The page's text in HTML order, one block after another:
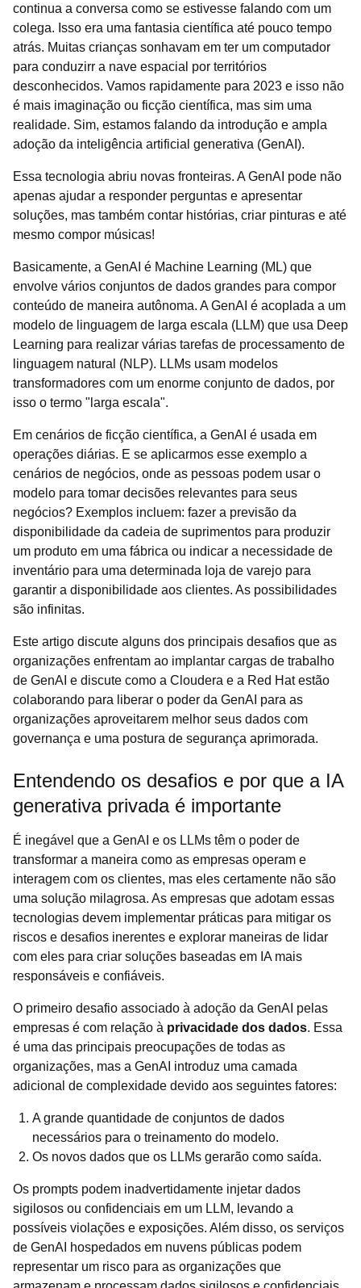
continua a conversa como se estivesse falando com um
colega. Isso era uma fantasia científica até pouco tempo
atrás. Muitas crianças sonhavam em ter um computador
para conduzirr a nave espacial por territórios
desconhecidos. Vamos rapidamente para 2023 e isso não
é mais imaginação ou ficção científica, mas sim uma
realidade. Sim, estamos falando da introdução e ampla
adoção da inteligência artificial generativa (GenAI).
Essa tecnologia abriu novas fronteiras. A GenAI pode não
apenas ajudar a responder perguntas e apresentar
soluções, mas também contar histórias, criar pinturas e até
mesmo compor músicas!
Basicamente, a GenAI é Machine Learning (ML) que
envolve vários conjuntos de dados grandes para compor
conteúdo de maneira autônoma. A GenAI é acoplada a um
modelo de linguagem de larga escala (LLM) que usa Deep
Learning para realizar várias tarefas de processamento de
linguagem natural (NLP). LLMs usam modelos
transformadores com um enorme conjunto de dados, por
isso o termo "larga escala".
Em cenários de ficção científica, a GenAI é usada em
operações diárias. E se aplicarmos esse exemplo a
cenários de negócios, onde as pessoas podem usar o
modelo para tomar decisões relevantes para seus
negócios? Exemplos incluem: fazer a previsão da
disponibilidade da cadeia de suprimentos para produzir
um produto em uma fábrica ou indicar a necessidade de
inventário para uma determinada loja de varejo para
garantir a disponibilidade aos clientes. As possibilidades
são infinitas.
Este artigo discute alguns dos principais desafios que as
organizações enfrentam ao implantar cargas de trabalho
de GenAI e discute como a Cloudera e a Red Hat estão
colaborando para liberar o poder da GenAI para as
organizações aproveitarem melhor seus dados com
governança e uma postura de segurança aprimorada.
Entendendo os desafios e por que a IA
generativa privada é importante
É inegável que a GenAI e os LLMs têm o poder de
transformar a maneira como as empresas operam e
interagem com os clientes, mas eles certamente não são
uma solução milagrosa. As empresas que adotam essas
tecnologias devem implementar práticas para mitigar os
riscos e desafios inerentes e explorar maneiras de lidar
com eles para criar soluções baseadas em IA mais
responsáveis e confiáveis.
O primeiro desafio associado à adoção da GenAI pelas
empresas é com relação à privacidade dos dados. Essa
é uma das principais preocupações de todas as
organizações, mas a GenAI introduz uma camada
adicional de complexidade devido aos seguintes fatores:
A grande quantidade de conjuntos de dados
necessários para o treinamento do modelo.
Os novos dados que os LLMs gerarão como saída.
Os prompts podem inadvertidamente injetar dados
sigilosos ou confidenciais em um LLM, levando a
possíveis violações e exposições. Além disso, os serviços
de GenAI hospedados em nuvens públicas podem
representar um risco para as organizações que